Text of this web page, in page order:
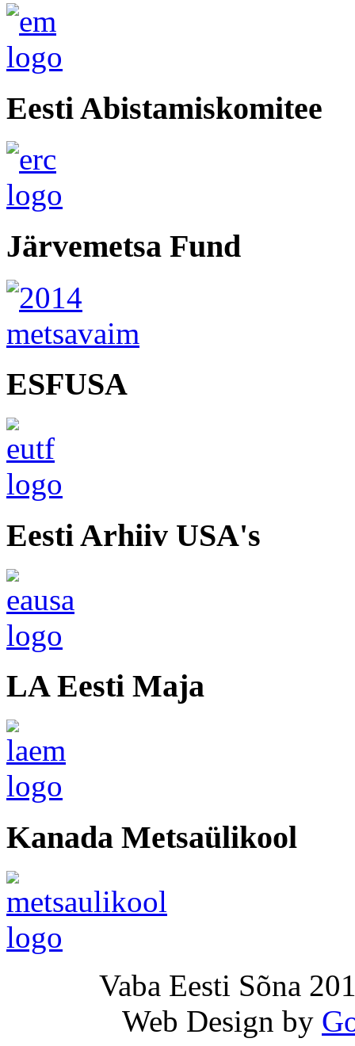
Eesti Abistamiskomitee
Järvemetsa Fund
ESFUSA
Eesti Arhiiv USA's
LA Eesti Maja
Kanada Metsaülikool
Vaba Eesti Sõna
Web Design by